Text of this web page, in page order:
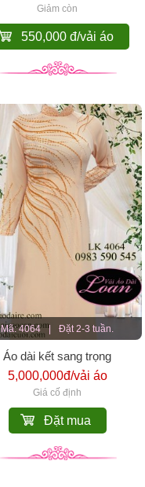
Giảm còn
550,000 đ/vải áo
Mã: 4064 | Đặt 2-3 tuần.
Áo dài kết sang trọng
5,000,000đ/vải áo
Giá cố định
Đặt mua